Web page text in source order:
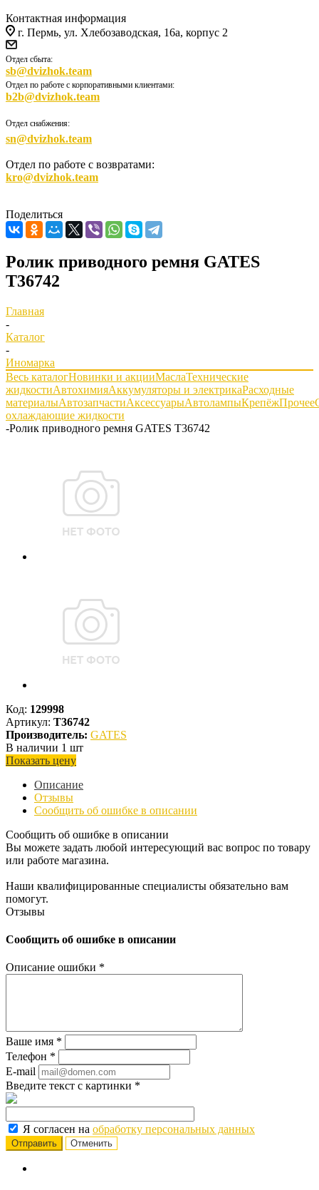
Контактная информация
г. Пермь, ул. Хлебозаводская, 16а, корпус 2
Отдел сбыта:
sb@dvizhok.team
Отдел по работе с корпоративными клиентами:
b2b@dvizhok.team
Отдел снабжения:
sn@dvizhok.team
Отдел по работе с возвратами:
kro@dvizhok.team
Поделиться
Pолик пpиводного pемня GATES
T36742
Главная
-
Каталог
-
Иномарка
Весь каталогНовинки и акцииМаслаТехнические
жидкостиАвтохимияАккумуляторы и электрикаРасходные
материалыАвтозапчастиАксессуарыАвтолампыКрепёжПрочее
охлаждающие жидкости
-Pолик пpиводного pемня GATES T36742
Код: 129998
Артикул: T36742
Производитель: GATES
В наличии 1 шт
Показать цену
Описание
Отзывы
Сообщить об ошибке в описании
Сообщить об ошибке в описании
Вы можете задать любой интересующий вас вопрос по товару
или работе магазина.
Наши квалифицированные специалисты обязательно вам
помогут.
Отзывы
Сообщить об ошибке в описании
Описание ошибки *
Ваше имя *
Телефон *
E-mail
Введите текст с картинки *
Я согласен на обработку персональных данных
Отменить